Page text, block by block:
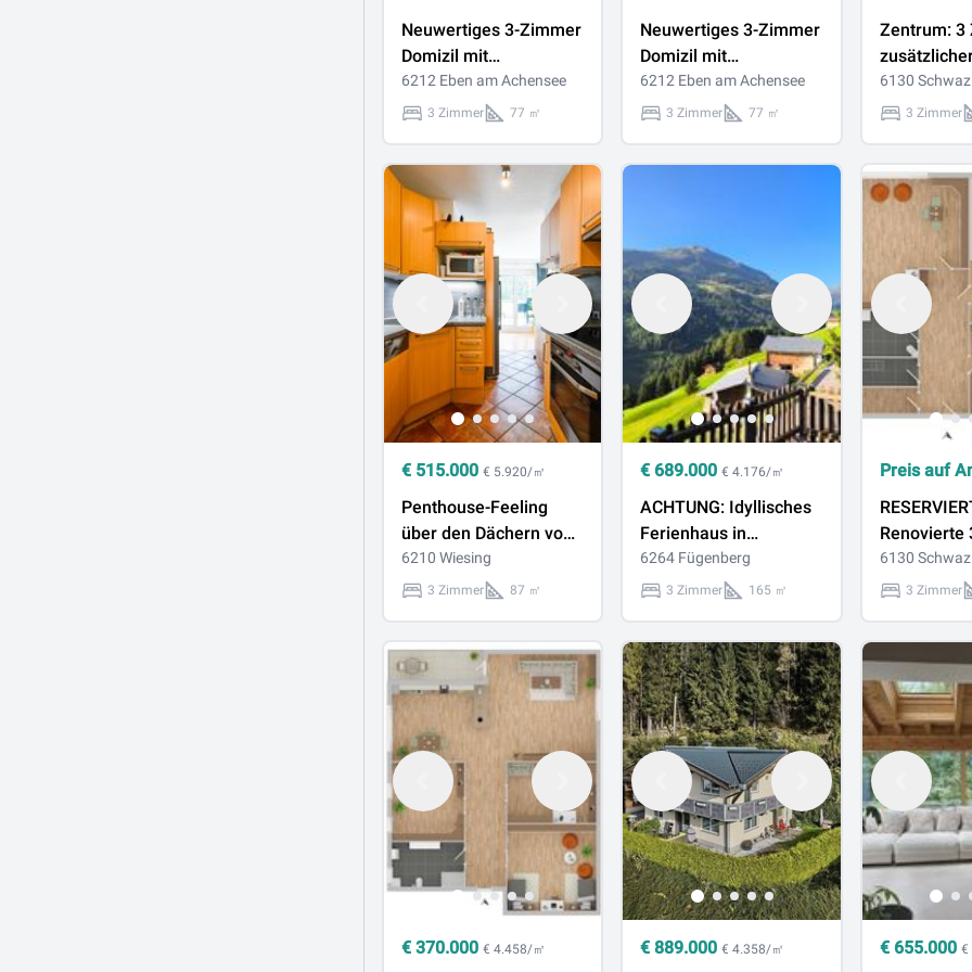
Neuwertiges 3-Zimmer
Domizil mit
großzügigem Garten
6212 Eben am Achensee
3 Zimmer 77 ㎡
Neuwertiges 3-Zimmer
Domizil mit
großzügigem Garten
6212 Eben am Achensee
3 Zimmer 77 ㎡
Zentrum: 3
Wohnraum
Loggia |
6130 Schwaz
3 Zimmer
€ 515.000 € 5.920/㎡
Penthouse-Feeling
über den Dächern von
Wiesing – 87 m²
Wohnkomfort mit 54
Dachterrasse
6210 Wiesing
3 Zimmer 87 ㎡
€ 689.000 € 4.176/㎡
ACHTUNG: Idyllisches
Ferienhaus in
absoluter Alleinlage in
Hochfügen
6264 Fügenberg
3 Zimmer 165 ㎡
Preis auf
Renovierte
Wohnung
Lage in
10433
6130 Schwaz
3 Zimmer
€ 370.000 € 4.458/㎡ €889.000 € 4.358/㎡ € 655.000 €